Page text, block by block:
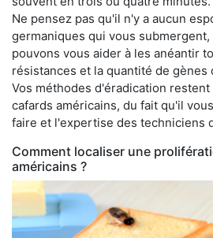
Ne pensez pas qu'il n'y a aucun
germaniques qui vous
pouvons vous aider à les anéantir
résistances et la quantité de gènes
Vos méthodes d'éradication
cafards américains, du fait qu'il
faire et l'expertise des techniciens
Comment localiser une
américains ?